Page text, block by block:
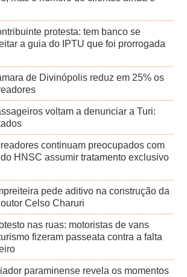
protesta: tem banco se
a guia do IPTU que foi prorrogada
de Divinópolis reduz em 25% os
voltam a denunciar a Turi:
continuam preocupados com
HNSC assumir tratamento exclusivo
pede aditivo na construção da
Celso Charuri
nas ruas: motoristas de vans
fizeram passeata contra a falta
paraminense revela os momentos